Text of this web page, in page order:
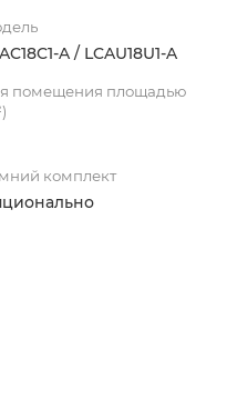
A / LCAU18U1-A
помещения площадью
комплект